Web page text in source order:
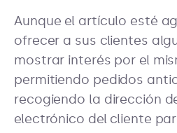
Aunque el artículo esté
ofrecer a sus clientes
mostrar interés por el
permitiendo pedidos
recogiendo la dirección
electrónico del cliente